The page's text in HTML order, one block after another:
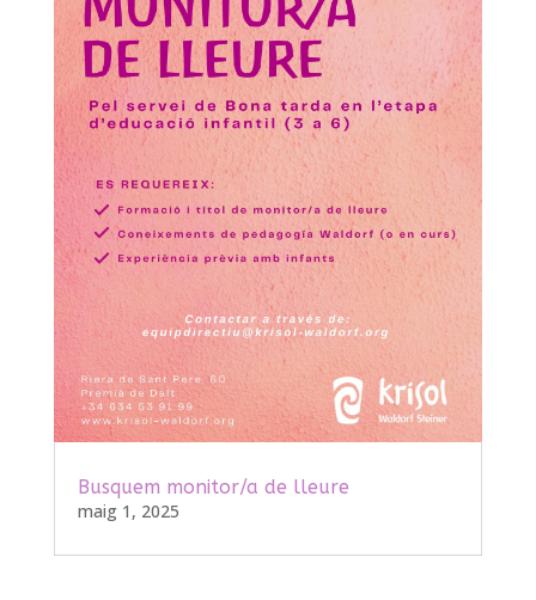
Busquem monitor/a de lleure
maig 1, 2025